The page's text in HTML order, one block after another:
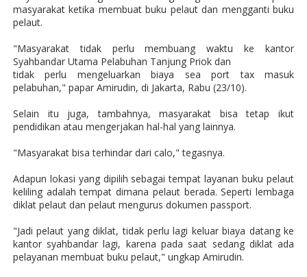
masyarakat ketika membuat buku pelaut dan mengganti buku
pelaut.
"Masyarakat tidak perlu membuang waktu ke kantor
Syahbandar Utama Pelabuhan Tanjung Priok dan
tidak perlu mengeluarkan biaya sea port tax masuk
pelabuhan," papar Amirudin, di Jakarta, Rabu (23/10).
Selain itu juga, tambahnya, masyarakat bisa tetap ikut
pendidikan atau mengerjakan hal-hal yang lainnya.
"Masyarakat bisa terhindar dari calo," tegasnya.
Adapun lokasi yang dipilih sebagai tempat layanan buku pelaut
keliling adalah tempat dimana pelaut berada. Seperti lembaga
diklat pelaut dan pelaut mengurus dokumen passport.
"Jadi pelaut yang diklat, tidak perlu lagi keluar biaya datang ke
kantor syahbandar lagi, karena pada saat sedang diklat ada
pelayanan membuat buku pelaut," ungkap Amirudin.